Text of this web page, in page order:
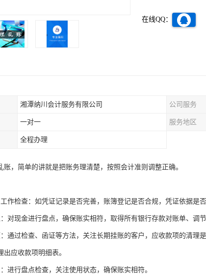
在线QQ：
湘潭纳川会计服务有限公司 公司服务
一对一 服务地区
全程办理
账，简单的讲就是把账务理清楚，按照会计准则调整正确。
作检查：如凭证记录是否完善，账簿登记是否合规，凭证依据是否
对现金进行盘点，确保账实相符，取得所有银行存款对账单、调
通过检查、函证等方法，关注长期挂账的客户，应收款项的清理
出应收款项明细表。
进行盘点检查，关注使用状态，确保账实相符。